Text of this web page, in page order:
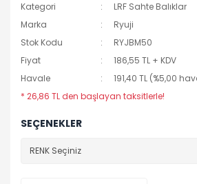
Kategori
LRF Sahte Balıklar
Marka
Ryuji
Stok Kodu
RYJBM50
Fiyat
186,55 TL + KDV
Havale
191,40 TL (%5,00
* 26,86 TL den başlayan taksitlerle!
SEÇENEKLER